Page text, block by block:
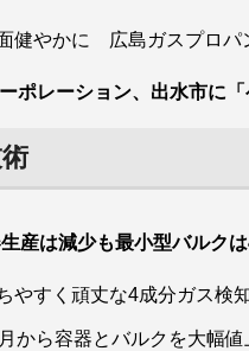
蓄に伴う貸与に関する協定を締結し
リア
る「とっとりＳＧＤｓ企業
、引き続きサステナブルな
健やかに 広島ガスプロパ
ポレーション、出水市に
事解決へ
産は減少も最小型バルク
、アルミも伸長
やすく頑丈な4成分ガス
から容器とバルクを大幅値